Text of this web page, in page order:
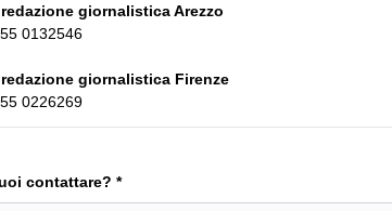
giornalistica Arezzo
0132546
giornalistica Firenze
0226269
contattare? *